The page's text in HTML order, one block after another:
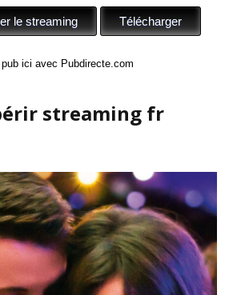
ici avec Pubdirecte.com
streaming fr